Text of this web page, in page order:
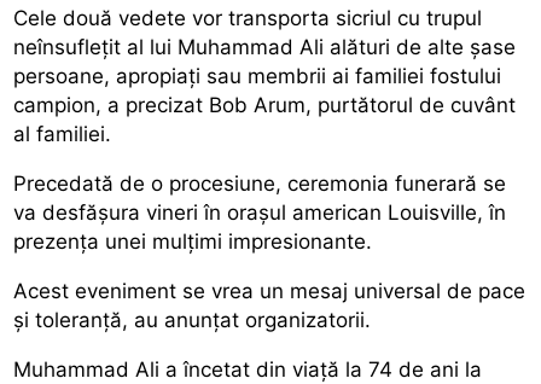
Cele două vedete vor transporta sicriul cu trupul
neînsuflețit al lui Muhammad Ali alături de alte șase
persoane, apropiați sau membrii ai familiei fostului
campion, a precizat Bob Arum, purtătorul de cuvânt
al familiei.
Precedată de o procesiune, ceremonia funerară se
va desfășura vineri în orașul american Louisville, în
prezența unei mulțimi impresionante.
Acest eveniment se vrea un mesaj universal de pace
și toleranță, au anunțat organizatorii.
Muhammad Ali a încetat din viață la 74 de ani la